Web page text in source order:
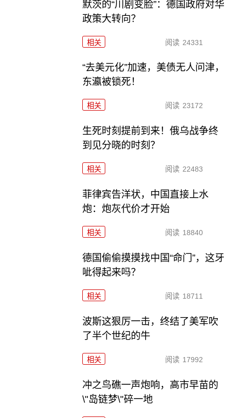
默茨的“川剧变脸”：德国政府对华
政策大转向？
相关 阅读 24331
“去美元化”加速，美债无人问津，
东瀛被锁死！
相关 阅读 23172
生死时刻提前到来！俄乌战争终
到见分晓的时刻？
相关 阅读 22483
菲律宾告洋状，中国直接上水
炮：炮灰代价才开始
相关 阅读 18840
德国偷偷摸摸找中国“命门”，这牙
呲得起来吗？
相关 阅读 18711
波斯这狠厉一击，终结了美军吹
了半个世纪的牛
相关 阅读 17992
冲之鸟礁一声炮响，高市早苗的
\"岛链梦\"碎一地